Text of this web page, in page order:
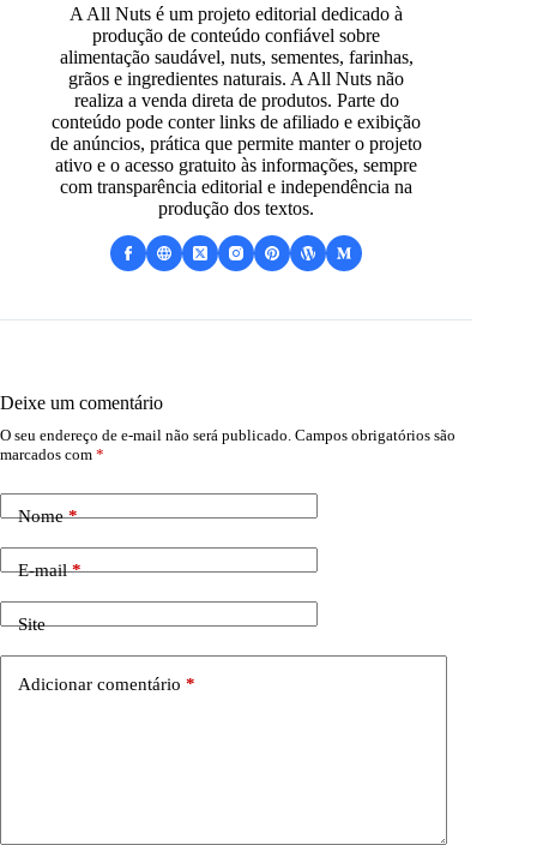
A All Nuts é um projeto editorial dedicado à
produção de conteúdo confiável sobre
alimentação saudável, nuts, sementes, farinhas,
grãos e ingredientes naturais. A All Nuts não
realiza a venda direta de produtos. Parte do
conteúdo pode conter links de afiliado e exibição
de anúncios, prática que permite manter o projeto
ativo e o acesso gratuito às informações, sempre
com transparência editorial e independência na
produção dos textos.
Deixe um comentário
O seu endereço de e-mail não será publicado. Campos obrigatórios são
marcados com *
Nome*
E-mail*
Site
Adicionar comentário *